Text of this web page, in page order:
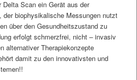
Scan ein Gerät aus der
der biophysikalische Messungen nutzt
über den Gesundheitszustand zu
erfolgt schmerzfrei, nicht – invasiv
alternativer Therapiekonzepte
damit zu den innovativsten und